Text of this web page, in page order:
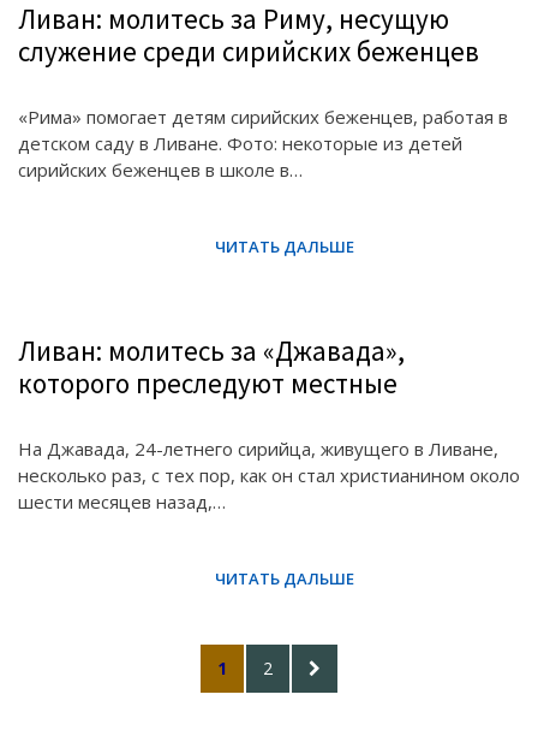
Ливан: молитесь за Риму, несущую
служение среди сирийских беженцев
«Рима» помогает детям сирийских беженцев, работая в
детском саду в Ливане. Фото: некоторые из детей
сирийских беженцев в школе в…
Ливан: молитесь за «Джавада»,
которого преследуют местные
На Джавада, 24-летнего сирийца, живущего в Ливане,
несколько раз, с тех пор, как он стал христианином около
шести месяцев назад,…
PAGE
1 PAGE
2
NEXT
PAGE